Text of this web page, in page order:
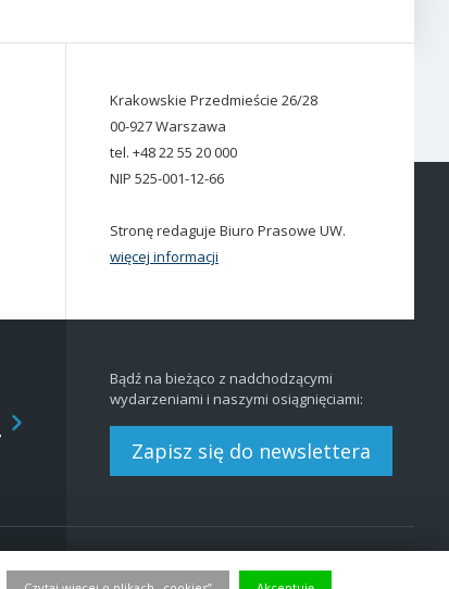
Krakowskie Przedmieście 26/28
00-927 Warszawa
tel. +48 22 55 20 000
NIP 525-001-12-66
Stronę redaguje Biuro Prasowe UW.
więcej informacji
Bądź na bieżąco z nadchodzącymi
wydarzeniami i naszymi osiągnięciami:
Zapisz się do newslettera
BIP|EN